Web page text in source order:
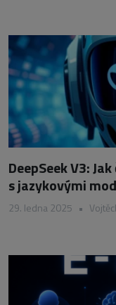
DeepSeek V3:
s jazykovými
29. ledna 2025 •